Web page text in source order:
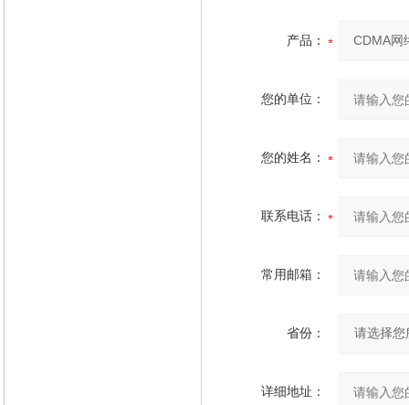
产品：
您的单位：
您的姓名：
联系电话：
常用邮箱：
省份：
详细地址：